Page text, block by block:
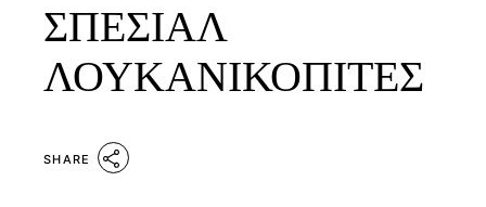
ΣΠΕΣΙΑΛ
ΛΟΥΚΑΝΙΚΟΠΙΤΕΣ
SHARE